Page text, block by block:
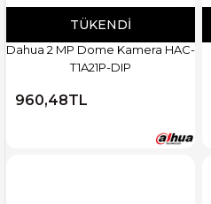
TÜKENDI
Dahua 2 MP Dome Kamera HAC-
T1A21P-DIP
960,48TL